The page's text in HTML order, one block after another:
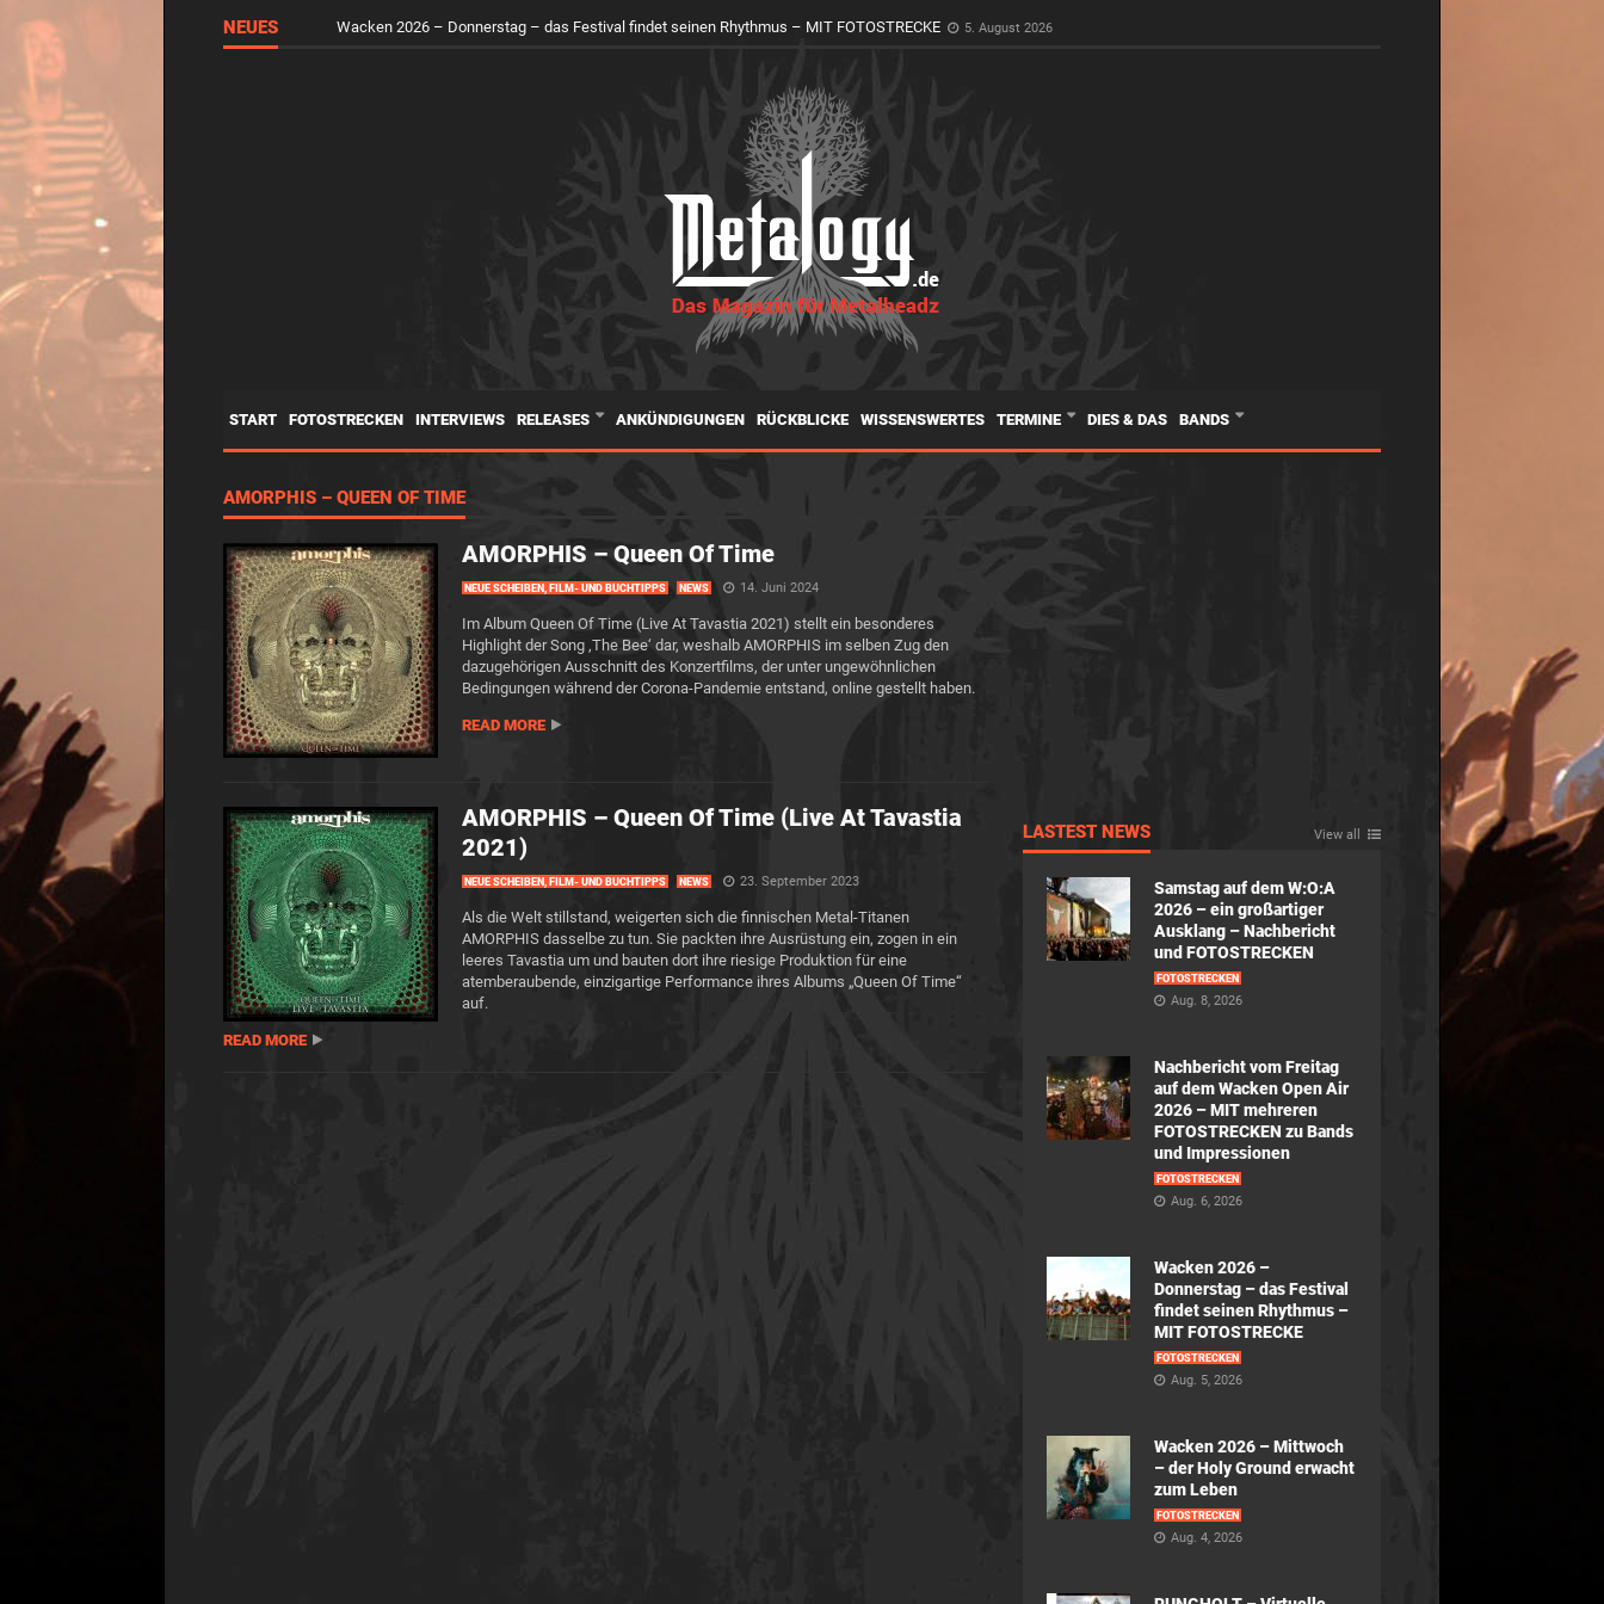
NEUES Wacken 2026 – Donnerstag – das Festival findet seinen Rhythmus – MIT FOTOSTRECKE 5. August 2026
START FOTOSTRECKEN INTERVIEWS RELEASES ANKÜNDIGUNGEN RÜCKBLICKE WISSENSWERTES TERMINE DIES & DAS BANDS
AMORPHIS – QUEEN OF TIME
AMORPHIS – Queen Of Time
NEUE SCHEIBEN, FILM- UND BUCHTIPPS NEWS 14. Juni 2024
Im Album Queen Of Time (Live At Tavastia 2021) stellt ein besonderes
Highlight der Song ‚The Bee‘ dar, weshalb AMORPHIS im selben Zug den
dazugehörigen Ausschnitt des Konzertfilms, der unter ungewöhnlichen
Bedingungen während der Corona-Pandemie entstand, online gestellt haben.
READ MORE
AMORPHIS – Queen Of Time (Live At Tavastia
2021)
NEUE SCHEIBEN, FILM- UND BUCHTIPPS NEWS 23. September 2023
Als die Welt stillstand, weigerten sich die finnischen Metal-Titanen
AMORPHIS dasselbe zu tun. Sie packten ihre Ausrüstung ein, zogen in ein
leeres Tavastia um und bauten dort ihre riesige Produktion für eine
atemberaubende, einzigartige Performance ihres Albums „Queen Of Time“
auf.
READ MORE
LASTEST NEWS View all
Samstag auf dem W:O:A
2026 – ein großartiger
Ausklang – Nachbericht
und FOTOSTRECKEN
FOTOSTRECKEN
Aug. 8, 2026
Nachbericht vom Freitag
auf dem Wacken Open Air
2026 – MIT mehreren
FOTOSTRECKEN zu Bands
und Impressionen
FOTOSTRECKEN
Aug. 6, 2026
Wacken 2026 –
Donnerstag – das Festival
findet seinen Rhythmus –
MIT FOTOSTRECKE
FOTOSTRECKEN
Aug. 5, 2026
Wacken 2026 – Mittwoch
– der Holy Ground erwacht
zum Leben
FOTOSTRECKEN
Aug. 4, 2026